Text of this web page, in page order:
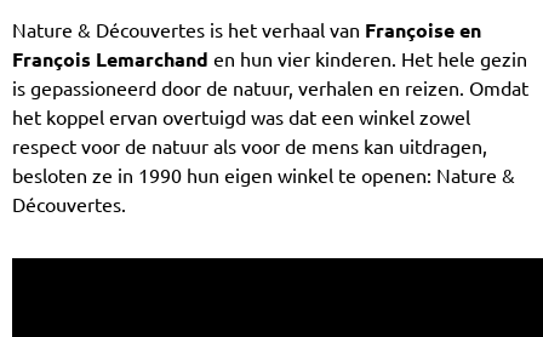
Nature & Découvertes is het verhaal van Françoise en
François Lemarchand en hun vier kinderen. Het hele gezin
is gepassioneerd door de natuur, verhalen en reizen. Omdat
het koppel ervan overtuigd was dat een winkel zowel
respect voor de natuur als voor de mens kan uitdragen,
besloten ze in 1990 hun eigen winkel te openen: Nature &
Découvertes.